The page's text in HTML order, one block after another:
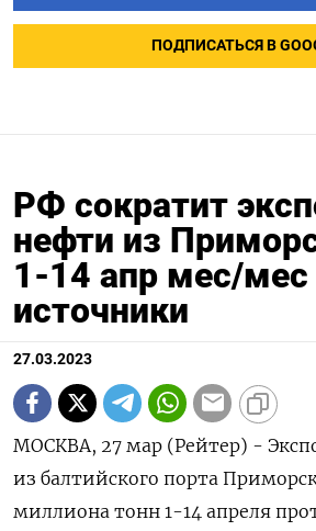
ПОДПИСАТЬСЯ В
РФ сократит
нефти из
1-14 апр мес/мес
источники
27.03.2023
МОСКВА, 27 мар (Рейтер) -
из балтийского порта
миллиона тонн 1-14 апреля